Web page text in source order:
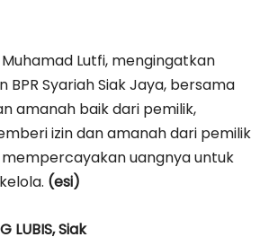
Muhamad Lutfi, mengingatkan
BPR Syariah Siak Jaya, bersama
amanah baik dari pemilik,
izin dan amanah dari pemilik
uangnya untuk
(esi)
LUBIS, Siak